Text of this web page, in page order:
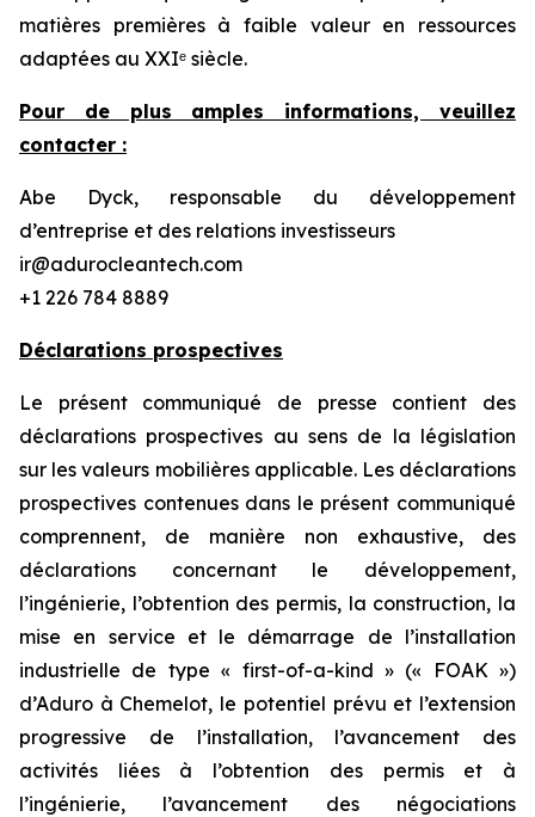
matières premières à faible valeur en ressources
adaptées au XXIᵉ siècle.
Pour de plus amples informations, veuillez
contacter :
Abe Dyck, responsable du développement
d’entreprise et des relations investisseurs
ir@adurocleantech.com
+1 226 784 8889
Déclarations prospectives
Le présent communiqué de presse contient des
déclarations prospectives au sens de la législation
sur les valeurs mobilières applicable. Les déclarations
prospectives contenues dans le présent communiqué
comprennent, de manière non exhaustive, des
déclarations concernant le développement,
l’ingénierie, l’obtention des permis, la construction, la
mise en service et le démarrage de l’installation
industrielle de type « first-of-a-kind » (« FOAK »)
d’Aduro à Chemelot, le potentiel prévu et l’extension
progressive de l’installation, l’avancement des
activités liées à l’obtention des permis et à
l’ingénierie, l’avancement des négociations